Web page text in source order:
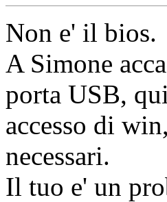
Non e' il bios.
A Simone
porta USB,
accesso di
necessari.
Il tuo e' un